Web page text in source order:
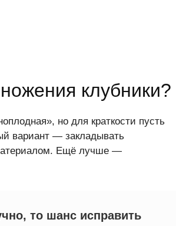
клубники?
но для краткости пусть
вариант — закладывать
Ещё лучше —
то шанс исправить